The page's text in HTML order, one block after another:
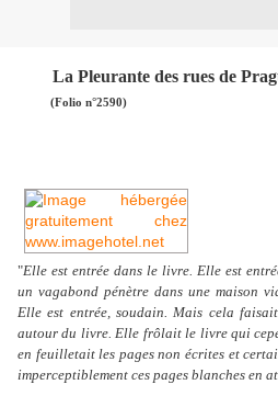
La Pleurante des rues de
(Folio n°2590)
"Elle est entrée dans le livre. Elle est
un vagabond pénètre dans une maison
Elle est entrée, soudain. Mais cela
autour du livre. Elle frôlait le livre qui
en feuilletait les pages non écrites et
imperceptiblement ces pages blanches en